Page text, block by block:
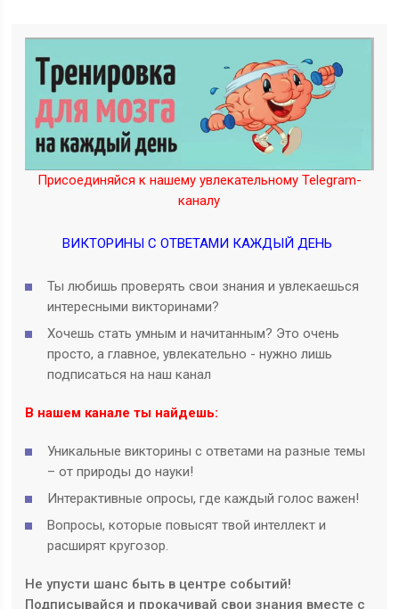
Присоединяйся к нашему увлекательному Telegram-
каналу
ВИКТОРИНЫ С ОТВЕТАМИ КАЖДЫЙ ДЕНЬ
Ты любишь проверять свои знания и увлекаешься
интересными викторинами?
Хочешь стать умным и начитанным? Это очень
просто, а главное, увлекательно - нужно лишь
подписаться на наш канал
В нашем канале ты найдешь:
Уникальные викторины с ответами на разные темы
– от природы до науки!
Интерактивные опросы, где каждый голос важен!
Вопросы, которые повысят твой интеллект и
расширят кругозор.
Не упусти шанс быть в центре событий!
Подписывайся и прокачивай свои знания вместе с